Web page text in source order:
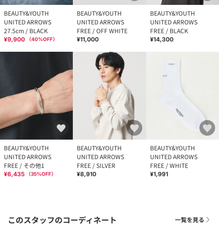
BEAUTY&YOUTH
UNITED ARROWS
27.5cm / BLACK
¥9,900 （40%OFF）
BEAUTY&YOUTH
UNITED ARROWS
FREE / OFF WHITE
¥11,000
BEAUTY&YOUTH
UNITED ARROWS
FREE / BLACK
¥14,300
BEAUTY&YOUTH
UNITED ARROWS
FREE / その他1
¥6,435 （35%OFF）
BEAUTY&YOUTH
UNITED ARROWS
FREE / SILVER
¥8,910
BEAUTY&YOUTH
UNITED ARROWS
FREE / WHITE
¥1,991
このスタッフのコーディネート 一覧を見る